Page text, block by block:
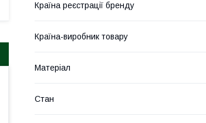
Країна реєстрації бренду
Країна-виробник товару
Матеріал
Стан